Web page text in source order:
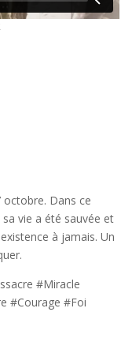
octobre. Dans ce
vie a été sauvée et
à jamais. Un
#Miracle
#Courage #Foi